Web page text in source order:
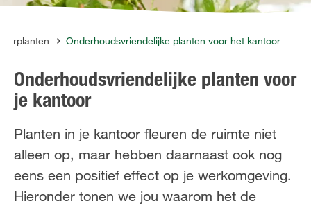
Tot je dienst
Onderneming
Onderhoudsvriendelijke planten voor het kantoor
Onderhoudsvriendelijke planten voor
je kantoor
Planten in je kantoor fleuren de ruimte niet
alleen op, maar hebben daarnaast ook nog
eens een positief effect op je werkomgeving.
Hieronder tonen we jou waarom het de